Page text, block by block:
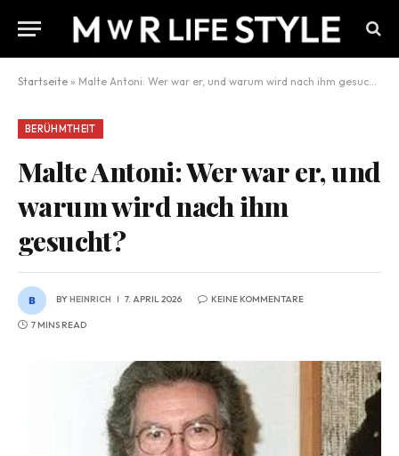
Startseite » Malte Antoni: Wer war er, und warum wird nach ihm gesucht?
BERÜHMTHEIT
Malte Antoni: Wer war er, und
warum wird nach ihm
gesucht?
BYHEINRICH 7. APRIL 2026 KEINE KOMMENTARE
7 MINS READ